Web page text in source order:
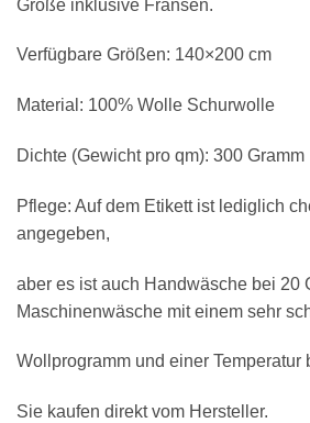
Größe inklusive Fransen.
Verfügbare Größen: 140×200 cm
Material: 100% Wolle Schurwolle
Dichte (Gewicht pro qm): 300 Gramm
Pflege: Auf dem Etikett ist lediglich
angegeben,
aber es ist auch Handwäsche bei 20
Maschinenwäsche mit einem sehr
Wollprogramm und einer Temperatur
Sie kaufen direkt vom Hersteller.